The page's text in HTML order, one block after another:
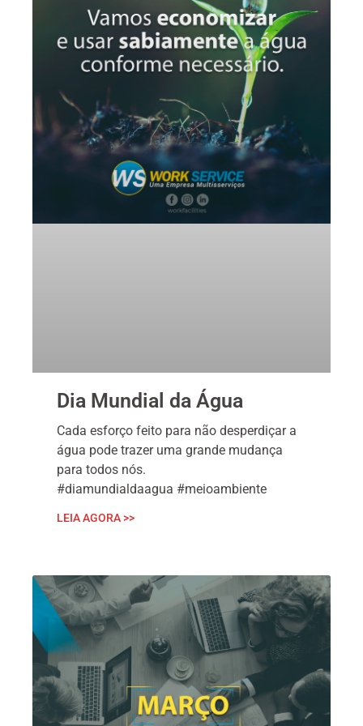
Dia Mundial da Água
Cada esforço feito para não desperdiçar a
água pode trazer uma grande mudança
para todos nós.
#diamundialdaagua #meioambiente
LEIA AGORA >>